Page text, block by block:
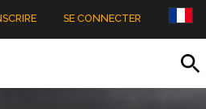
SE CONNECTER